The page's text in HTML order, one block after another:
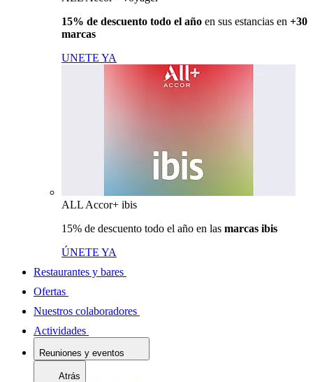
15% de descuento todo el año en sus estancias en +30
marcas
UNETE YA
ALL Accor+ ibis
15% de descuento todo el año en las marcas ibis
ÚNETE YA
Restaurantes y bares
Ofertas
Nuestros colaboradores
Actividades
Reuniones y eventos
Atrás